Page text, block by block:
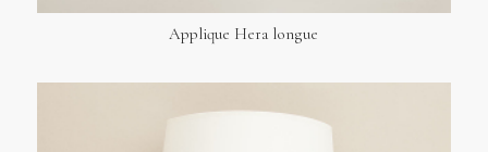
Applique Hera longue